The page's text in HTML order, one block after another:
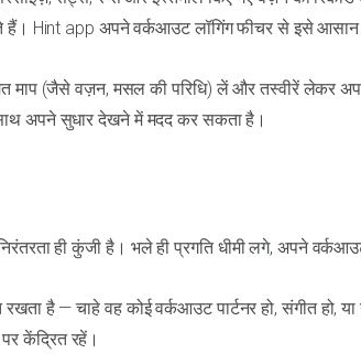
Hint app अपने वर्कआउट लॉगिंग फीचर से इसे आसान
माप (जैसे वज़न, मसल की परिधि) लें और तस्वीरें लेकर
अपने सुधार देखने में मदद कर सकता है।
ही कुंजी है। भले ही प्रगति धीमी लगे, अपने
है — चाहे वह कोई वर्कआउट पार्टनर हो, संगीत हो,
केंद्रित रहें।